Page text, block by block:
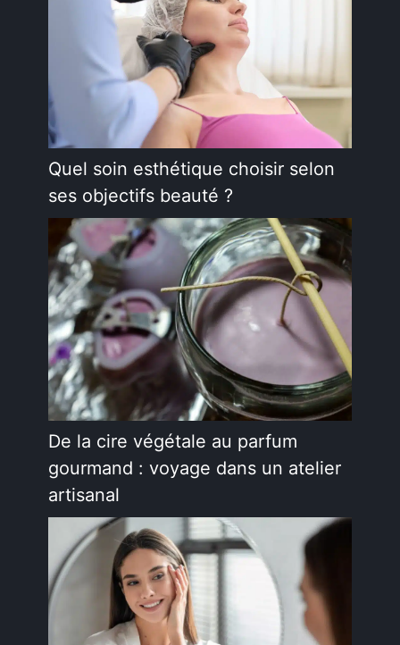
Quel soin esthétique choisir selon
ses objectifs beauté ?
De la cire végétale au parfum
gourmand : voyage dans un atelier
artisanal